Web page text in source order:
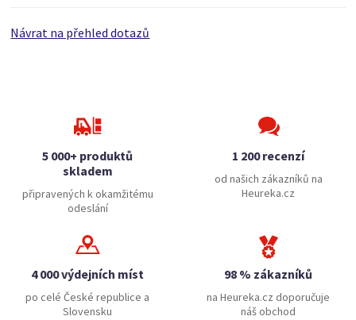
Návrat na přehled dotazů
5 000+ produktů
skladem
připravených k okamžitému
odeslání
1 200 recenzí
od našich zákazníků na
Heureka.cz
4 000 výdejních míst
po celé České republice a
Slovensku
98 % zákazníků
na Heureka.cz doporučuje
náš obchod